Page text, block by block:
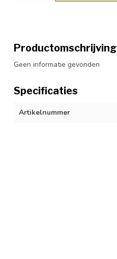
Productomschrijving
Geen informatie gevonden
Specificaties
Artikelnummer